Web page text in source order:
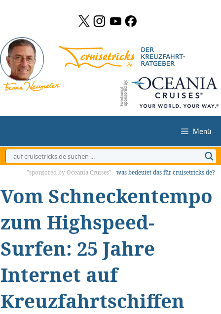
springen
Menü
"sponsored by Oceania Cruises" - was bedeutet das für cruisetricks.de?
Vom Schneckentempo
zum Highspeed-
Surfen: 25 Jahre
Internet auf
Kreuzfahrtschiffen